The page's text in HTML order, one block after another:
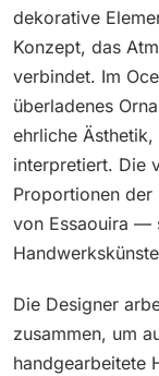
dekorative
Konzept, das
verbindet. Im
überladenes
ehrliche
interpretiert. Die
Proportionen der
von Essaouira —
Die Designer
zusammen, um
handgearbeitete